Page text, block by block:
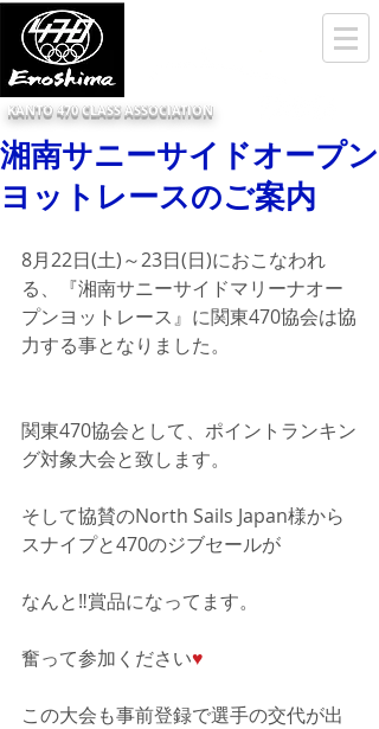
KANTO 470 CLASS ASSOCIATION
湘南サニーサイドオープン
ヨットレースのご案内
8月22日(土)～23日(日)におこなわれ
る、『湘南サニーサイドマリーナオー
プンヨットレース』に関東470協会は協
力する事となりました。
関東470協会として、ポイントランキン
グ対象大会と致します。
そして協賛のNorth Sails Japan様から
スナイプと470のジブセールが
なんと‼️賞品になってます。
奮って参加ください♥️
この大会も事前登録で選手の交代が出